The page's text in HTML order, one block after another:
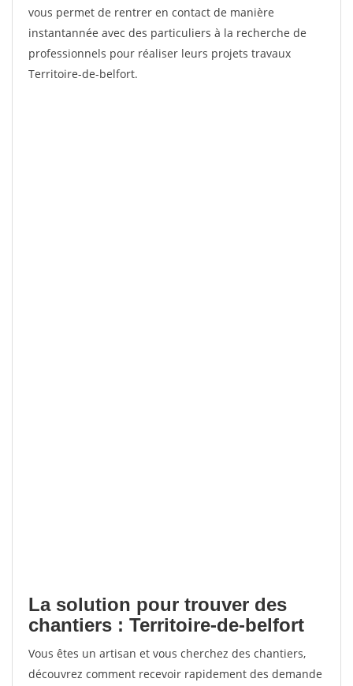
vous permet de rentrer en contact de manière
instantannée avec des particuliers à la recherche de
professionnels pour réaliser leurs projets travaux
Territoire-de-belfort.
La solution pour trouver des
chantiers : Territoire-de-belfort
Vous êtes un artisan et vous cherchez des chantiers,
découvrez comment recevoir rapidement des demande